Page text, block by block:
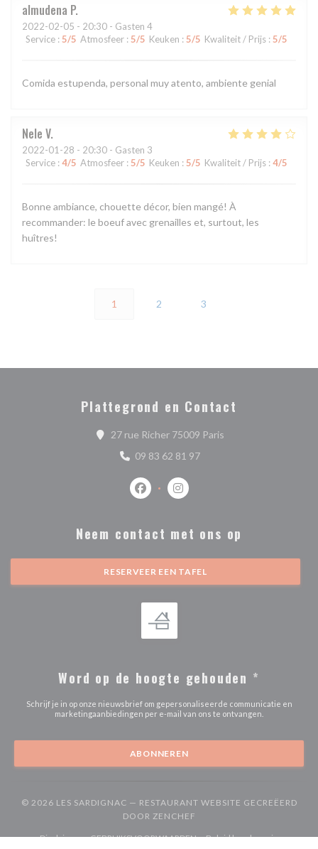
almudena P
2022-02-05 - 20:30 - Gasten 4
Service : 5/5 Atmosfeer : 5/5 Keuken : 5/5 Kwaliteit / Prijs : 5/5
Comida estupenda, personal muy atento, ambiente genial
Nele V
2022-01-28 - 20:30 - Gasten 3
Service : 4/5 Atmosfeer : 5/5 Keuken : 5/5 Kwaliteit / Prijs : 4/5
Bonne ambiance, chouette décor, bien mangé! À
recommander: le boeuf avec grenailles et, surtout, les
huîtres!
1 2 3
Plattegrond en Contact
27 rue Richer 75009 Paris((opent in een nieuw
09 83 62 81 97
Facebook ((opent in een nieuw
Instagram ((opent in een
Neem contact met ons op
RESERVEER EEN TAFEL
Word op de hoogte gehouden *
Schrijf je in op onze nieuwsbrief om gepersonaliseerde communicatie en
marketingaanbiedingen per e-mail van ons te ontvangen.
ABONNEREN
© 2026 LES SARDIGNAC — RESTAURANT WEBSITE GECREËERD
DOOR ZENCHEF
Disclaimer((opent in een nieuw venster))
GEBRUIKSVOORWAARDEN((opent in een nieuw venster))
Beleid bescherming